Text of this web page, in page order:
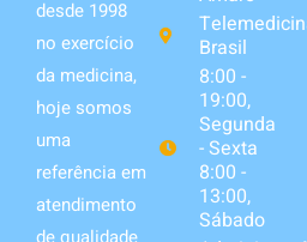
desde 1998
no exercício
da medicina,
hoje somos
uma
referência em
atendimento
Brasil
8:00 -
19:00,
Segunda
- Sexta
8:00 -
13:00,
Sábado